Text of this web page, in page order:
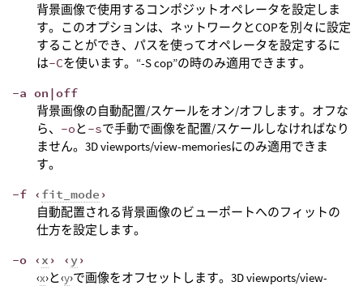
背景画像で使用するコンポジットオペレータを設定しま
す。このオプションは、ネットワークとCOPを別々に設定
することができ、パスを使ってオペレータを設定するに
は-Cを使います。“-S cop”の時のみ適用できます。
-a on|off
背景画像の自動配置/スケールをオン/オフします。オフな
ら、 -oと-sで手動で画像を配置/スケールしなければなり
ません。3D viewports/view-memoriesにのみ適用できま
す。
-f ‹ fit_mode ›
自動配置される背景画像のビューポートへのフィットの
仕方を設定します。
-o ‹ x › ‹y›
‹x›と‹y›で画像をオフセットします。3D viewports/view-